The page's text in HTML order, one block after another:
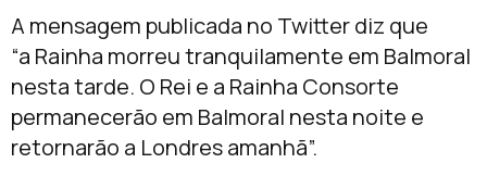
A mensagem publicada no Twitter diz que
“a Rainha morreu tranquilamente em Balmoral
nesta tarde. O Rei e a Rainha Consorte
permanecerão em Balmoral nesta noite e
retornarão a Londres amanhã”.